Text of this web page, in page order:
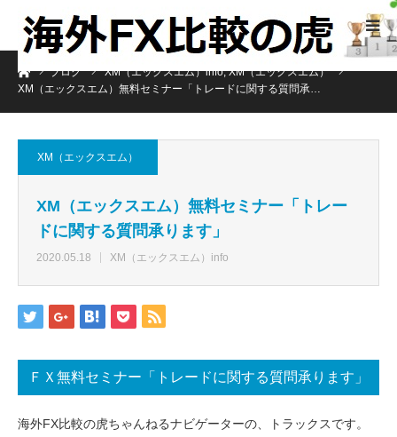
ホームブログ XM（エックスエム）info, XM（エックスエム）
XM（エックスエム）無料セミナー「トレードに関する質問承…
XM（エックスエム）
XM（エックスエム）無料セミナー「トレー
ドに関する質問承ります」
2020.05.18 XM（エックスエム）info
ＦＸ無料セミナー「トレードに関する質問承ります」
海外FX比較の虎ちゃんねるナビゲーターの、トラックスです。